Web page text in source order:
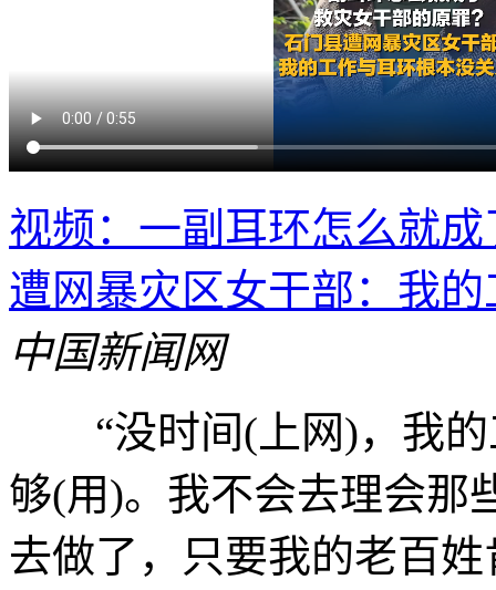
视频：一副耳环怎么就
遭网暴灾区女干部：我
中国新闻网
“没时间(上网)，我的
够(用)。我不会去理会那
去做了，只要我的老百